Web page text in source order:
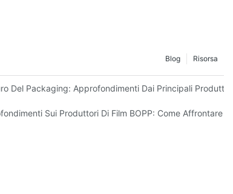
Risorsa
Blog
Del Packaging: Approfondimenti Dai Principali
Sui Produttori Di Film BOPP: Come Affrontare